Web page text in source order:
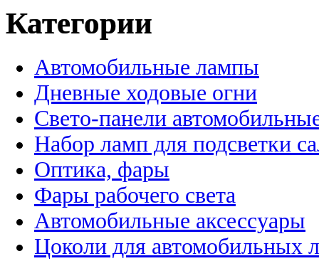
Категории
Автомобильные лампы
Дневные ходовые огни
Свето-панели
Набор ламп для подсветки
Оптика, фары
Фары рабочего света
Автомобильные аксессуары
Цоколи для автомобильных